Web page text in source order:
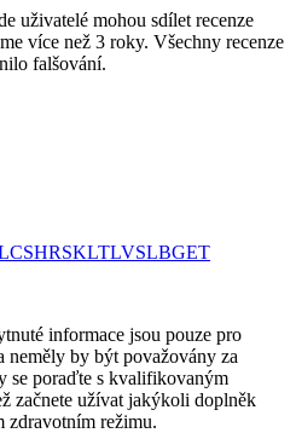
uživatelé mohou sdílet recenze
více než 3 roky. Všechny recenze
falšování.
CSHRSKLTLVSLBGET
informace jsou pouze pro
neměly by být považovány za
se poraďte s kvalifikovaným
začnete užívat jakýkoli doplněk
zdravotním režimu.